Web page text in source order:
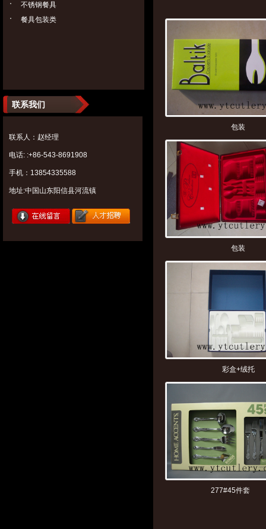
包装
包装
彩盒+绒托
277#45件套
不锈钢餐具
餐具包装类
联系我们
联系人：赵经理
电话: :+86-543-8691908
手机：13854335588
地址:中国山东阳信县河流镇